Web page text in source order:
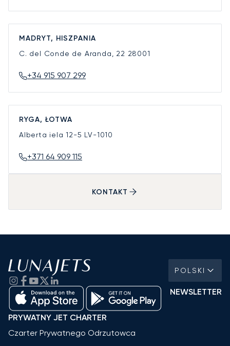
MADRYT, HISZPANIA
C. del Conde de Aranda, 22 28001
+34 915 907 299
RYGA, ŁOTWA
Alberta iela 12-5 LV-1010
+371 64 909 115
KONTAKT
POLSKI
NEWSLETTER
PRYWATNY JET CHARTER
Czarter Prywatnego Odrzutowca